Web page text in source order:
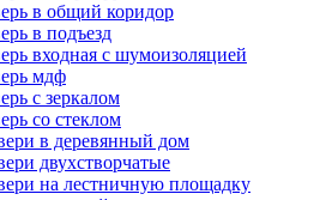
в общий коридор
в подъезд
входная с шумоизоляцией
мдф
с зеркалом
со стеклом
в деревянный дом
двухстворчатые
на лестничную площадку